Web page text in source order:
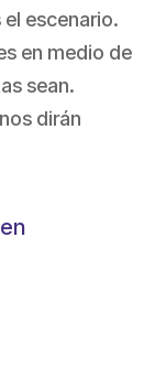
escenario.
en medio de
sean.
dirán